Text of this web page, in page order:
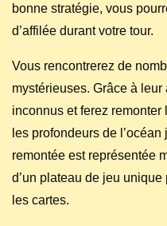
bonne stratégie, vous
d’affilée durant votre tour.
Vous rencontrerez de
mystérieuses. Grâce à
inconnus et ferez
les profondeurs de
remontée est représentée
d’un plateau de jeu
les cartes.